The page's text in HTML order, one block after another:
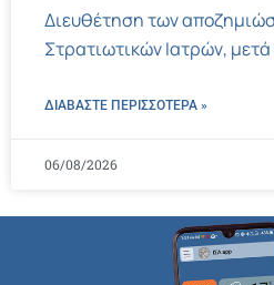
Διευθέτηση των
Στρατιωτικών Ιατρών,
ΔΙΑΒΑΣΤΕ ΠΕΡΙΣΣΌΤΕΡΑ »
06/08/2026